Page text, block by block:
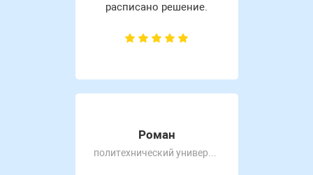
расписано решение.
Роман
политехнический университет